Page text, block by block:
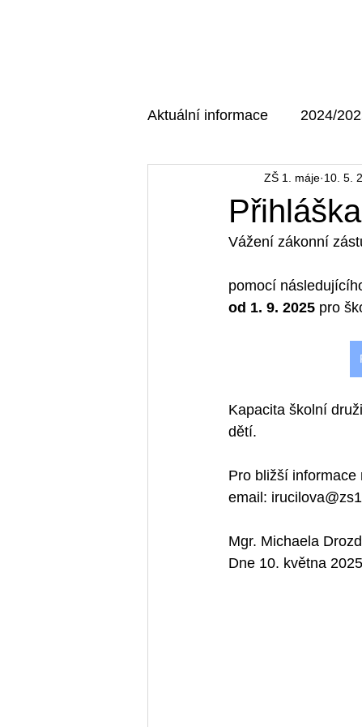
Aktuální informace 2024/
AKTUÁLNÍ MAJÁK
ZŠ 1. máje 10. 5.
Vážení zákonní
pomocí
od 1. 9. 2025 pro
Kapacita školní
dětí.
Pro bližší
email:
Mgr. Michaela
Dne 10. května 2025